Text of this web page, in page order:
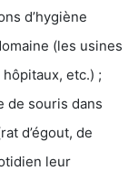
d’hygiène
(les usines
etc.) ;
de souris dans
d’égout, de
leur